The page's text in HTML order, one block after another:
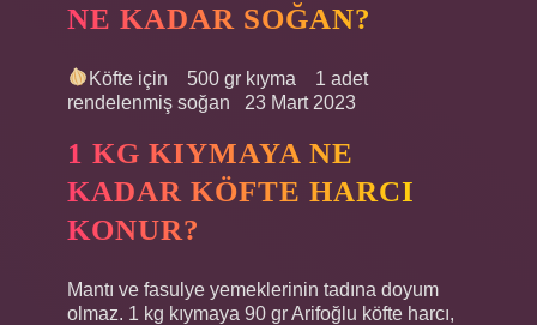
NE KADAR SOĞAN?
Köfte için⠀ 500 gr kıyma⠀ 1 adet
rendelenmiş soğan⠀23 Mart 2023
1 KG KIYMAYA NE
KADAR KÖFTE HARCI
KONUR?
Mantı ve fasulye yemeklerinin tadına doyum
olmaz. 1 kg kıymaya 90 gr Arifoğlu köfte harcı,